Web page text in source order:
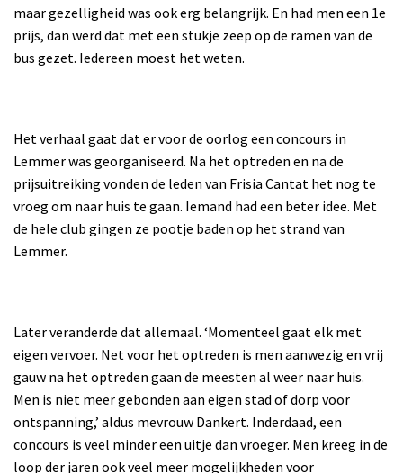
maar gezelligheid was ook erg belangrijk. En had men een 1e
prijs, dan werd dat met een stukje zeep op de ramen van de
bus gezet. Iedereen moest het weten.
Het verhaal gaat dat er voor de oorlog een concours in
Lemmer was georganiseerd. Na het optreden en na de
prijsuitreiking vonden de leden van Frisia Cantat het nog te
vroeg om naar huis te gaan. Iemand had een beter idee. Met
de hele club gingen ze pootje baden op het strand van
Lemmer.
Later veranderde dat allemaal. ‘Momenteel gaat elk met
eigen vervoer. Net voor het optreden is men aanwezig en vrij
gauw na het optreden gaan de meesten al weer naar huis.
Men is niet meer gebonden aan eigen stad of dorp voor
ontspanning,’ aldus mevrouw Dankert. Inderdaad, een
concours is veel minder een uitje dan vroeger. Men kreeg in de
loop der jaren ook veel meer mogelijkheden voor